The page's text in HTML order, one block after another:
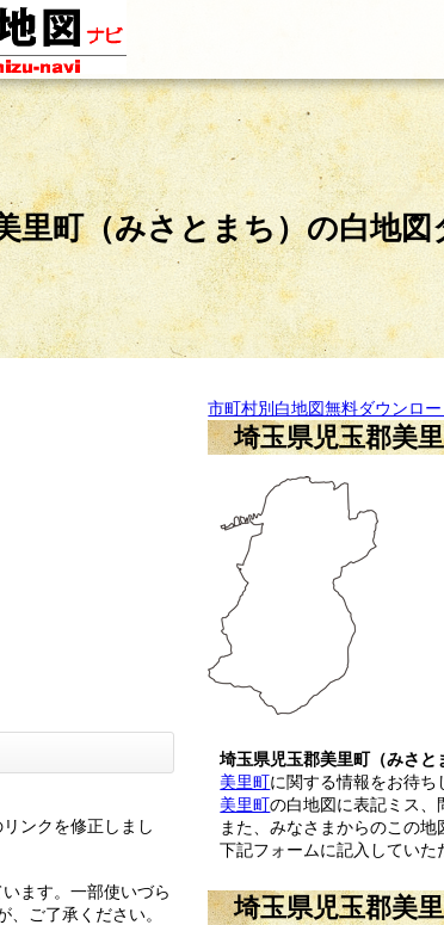
里町（みさとまち）の白地図
ンクを修正しまし
ます。一部使いづら
、ご了承ください。
市町村別白地図無料ダウンロ
埼玉県児玉郡美
埼玉県児玉郡美里町（みさと
美里町に関する情報をお待ち
美里町の白地図に表記ミス、
また、みなさまからのこの
下記フォームに記入していた
埼玉県児玉郡美